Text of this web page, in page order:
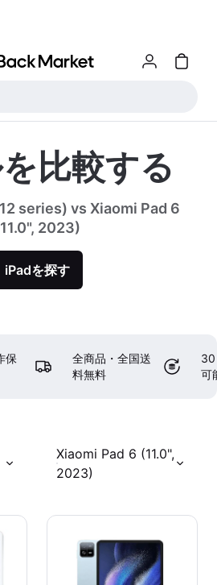
比較する
series) vs Xiaomi Pad 6
2023)
iPadを探す
保
全商品・全国送
料無料
30
可
Xiaomi Pad 6 (11.0",
2023)